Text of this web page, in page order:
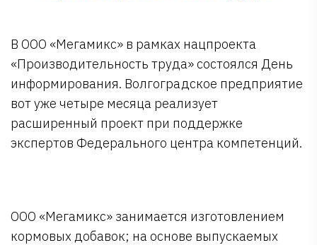
В ООО «Мегамикс» в рамках нацпроекта
«Производительность труда» состоялся День
информирования. Волгоградское предприятие
вот уже четыре месяца реализует
расширенный проект при поддержке
экспертов Федерального центра компетенций.
ООО «Мегамикс» занимается изготовлением
кормовых добавок; на основе выпускаемых